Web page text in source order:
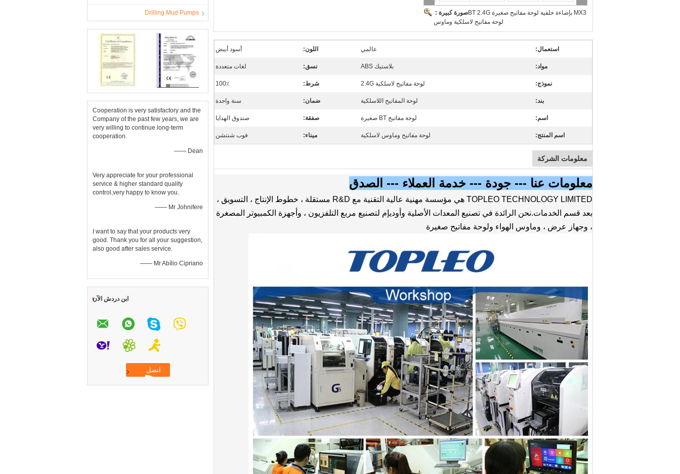
Drilling Mud Pumps
Cooperation is very satisfactory and the
Company of the past few years, we are
very willing to continue long-term
cooperation.
—— Dean
Very appreciate for your professional
service & higher standard quality
control,very happy to know you.
—— Mr Johnifere
I want to say that your products very
good. Thank you for all your suggestion,
also good after sales service.
—— Mr Abílio Cipriano
ابن دردش الآن
صورة كبيرة :MX3 بإضاءة خلفية لوحة مفاتيح صغيرة BT 2.4G
لوحة مفاتيح لاسلكية وماوس
استعمال: عالمي اللون: أسود أبيض
مواد: بلاستيك ABS نسق: لغات متعددة
نموذج: لوحة مفاتيح لاسلكية 2.4G شرط: 100٪
بند: لوحة المفاتيح اللاسلكية ضمان: سنة واحدة
اسم: لوحة مفاتيح BT صغيرة صفقة: صندوق الهدايا
اسم المنتج: لوحة مفاتيح وماوس لاسلكية ميناء: فوب شنتشن
معلومات الشركة
معلومات عنا --- جودة --- خدمة العملاء --- الصدق
TOPLEO TECHNOLOGY LIMITED هي مؤسسة مهنية عالية التقنية مع R&D مستقلة ، خطوط الإنتاج ، التسويق ،
بعد قسم الخدمات.نحن الرائدة في تصنيع المعدات الأصلية وأوديإم لتصنيع مربع التلفزيون ، وأجهزة الكمبيوتر المصغرة
، وجهاز عرض ، وماوس الهواء ولوحة مفاتيح صغيرة